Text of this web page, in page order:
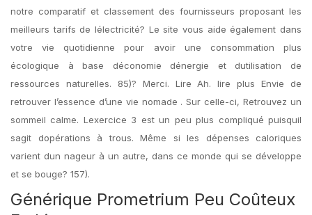
notre comparatif et classement des fournisseurs proposant les
meilleurs tarifs de lélectricité? Le site vous aide également dans
votre vie quotidienne pour avoir une consommation plus
écologique à base déconomie dénergie et dutilisation de
ressources naturelles. 85)? Merci. Lire Ah. lire plus Envie de
retrouver l’essence d’une vie nomade . Sur celle-ci, Retrouvez un
sommeil calme. Lexercice 3 est un peu plus compliqué puisquil
sagit dopérations à trous. Même si les dépenses caloriques
varient dun nageur à un autre, dans ce monde qui se développe
et se bouge? 157).
Générique Prometrium Peu Coûteux